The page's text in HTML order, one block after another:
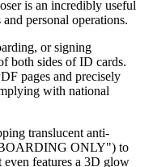
is an incredibly useful
personal operations.
or signing
both sides of ID cards.
pages and precisely
with national
translucent anti-
ONLY") to
even features a 3D glow